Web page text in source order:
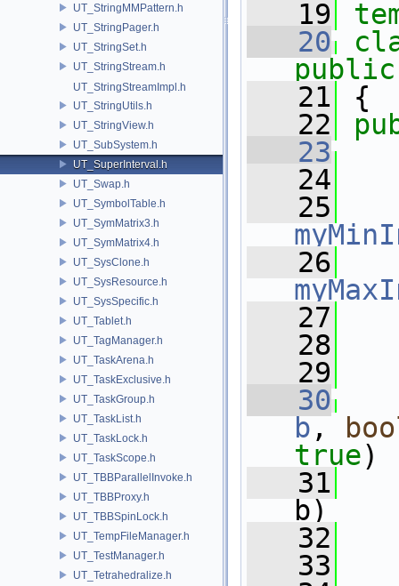
UT_StringMMPattern.h
UT_StringPager.h
UT_StringSet.h
UT_StringStream.h
UT_StringStreamImpl.h
UT_StringUtils.h
UT_StringView.h
UT_SubSystem.h
UT_SuperInterval.h
UT_Swap.h
UT_SymbolTable.h
UT_SymMatrix3.h
UT_SymMatrix4.h
UT_SysClone.h
UT_SysResource.h
UT_SysSpecific.h
UT_Tablet.h
UT_TagManager.h
UT_TaskArena.h
UT_TaskExclusive.h
UT_TaskGroup.h
UT_TaskList.h
UT_TaskLock.h
UT_TaskScope.h
UT_TBBParallelInvoke.h
UT_TBBProxy.h
UT_TBBSpinLock.h
UT_TempFileManager.h
UT_TestManager.h
UT_Tetrahedralize.h
   19
   20
public
   21
{
   22
   23
   24
   25
   26
   27
   28
   29
   30
b ,
true)
   31
b)
   32
   33